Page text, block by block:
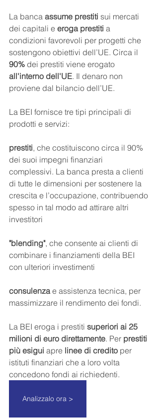
La banca assume prestiti sui mercati
dei capitali e eroga prestiti a
condizioni favorevoli per progetti che
sostengono obiettivi dell’UE. Circa il
90% dei prestiti viene erogato
all'interno dell'UE. Il denaro non
proviene dal bilancio dell’UE.
La BEI fornisce tre tipi principali di
prodotti e servizi:
prestiti, che costituiscono circa il 90%
dei suoi impegni finanziari
complessivi. La banca presta a clienti
di tutte le dimensioni per sostenere la
crescita e l’occupazione, contribuendo
spesso in tal modo ad attirare altri
investitori
"blending", che consente ai clienti di
combinare i finanziamenti della BEI
con ulteriori investimenti
consulenza e assistenza tecnica, per
massimizzare il rendimento dei fondi.
La BEI eroga i prestiti superiori ai 25
milioni di euro direttamente. Per prestiti
più esigui apre linee di credito per
istituti finanziari che a loro volta
concedono fondi ai richiedenti.
Analizzalo ora >